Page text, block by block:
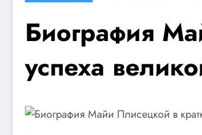
Биография
успеха